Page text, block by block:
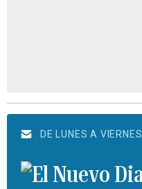
DE LUNES A VIERNES